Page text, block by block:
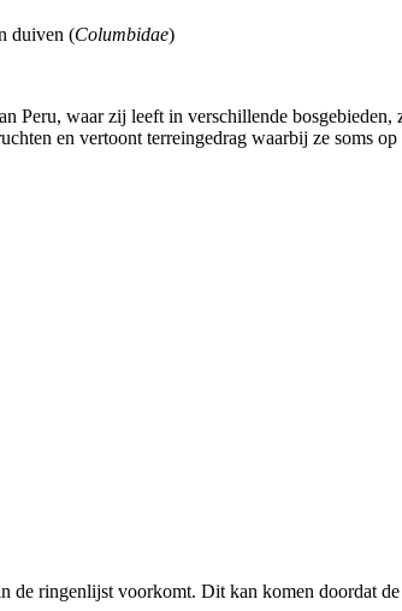
duiven (Columbidae)
waar zij leeft in verschillende
en vertoont terreingedrag waarbij ze soms op
de ringenlijst voorkomt. Dit kan komen doordat